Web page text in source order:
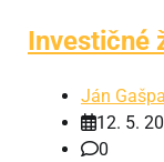
Investičné
Ján
12. 5.
0